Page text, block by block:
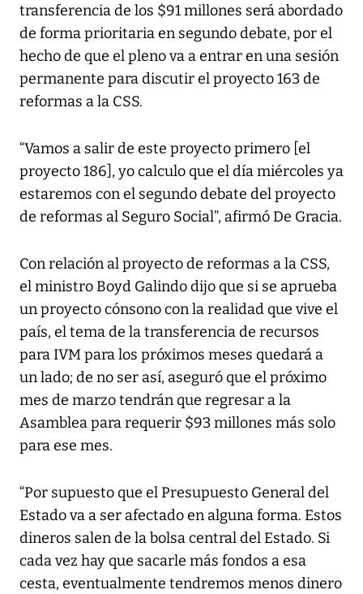
transferencia de los $91 millones será abordado
de forma prioritaria en segundo debate, por el
hecho de que el pleno va a entrar en una sesión
permanente para discutir el proyecto 163 de
reformas a la CSS.
“Vamos a salir de este proyecto primero [el
proyecto 186], yo calculo que el día miércoles ya
estaremos con el segundo debate del proyecto
de reformas al Seguro Social”, afirmó De Gracia.
Con relación al proyecto de reformas a la CSS,
el ministro Boyd Galindo dijo que si se aprueba
un proyecto cónsono con la realidad que vive el
país, el tema de la transferencia de recursos
para IVM para los próximos meses quedará a
un lado; de no ser así, aseguró que el próximo
mes de marzo tendrán que regresar a la
Asamblea para requerir $93 millones más solo
para ese mes.
“Por supuesto que el Presupuesto General del
Estado va a ser afectado en alguna forma. Estos
dineros salen de la bolsa central del Estado. Si
cada vez hay que sacarle más fondos a esa
cesta, eventualmente tendremos menos dinero